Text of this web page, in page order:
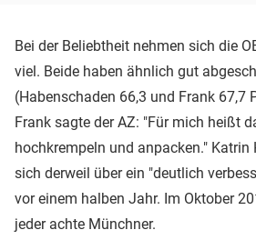
Bei der Beliebtheit nehmen sich die
viel. Beide haben ähnlich gut
(Habenschaden 66,3 und Frank 67,7
Frank sagte der AZ: "Für mich heißt
hochkrempeln und anpacken."
sich derweil über ein "deutlich
vor einem halben Jahr. Im Oktober
jeder achte Münchner.